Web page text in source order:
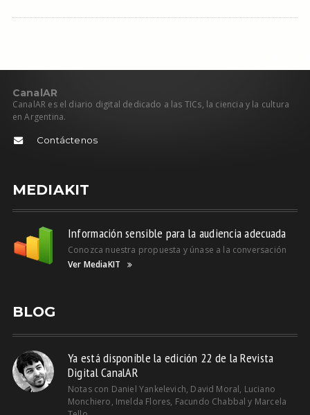
CanalAR
CanalAR es el diario digital dedicado a las TICs, la ciencia y la cultura
en Argentina.
Contáctenos
MEDIAKIT
Información sensible para la audiencia adecuada
Conozca nuestra propuesta y únase a la conversación
Ver MediaKIT
BLOG
Ya está disponible la edición 22 de la Revista
Digital CanalAR
Notas con Daniel Yankelevich, David Moral, Luciano
Monchiero, Imelda Flores, Facundo Chabbal y Marcela